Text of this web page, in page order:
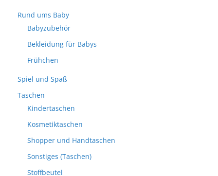
Rund ums Baby
Babyzubehör
Bekleidung für Babys
Frühchen
Spiel und Spaß
Taschen
Kindertaschen
Kosmetiktaschen
Shopper und Handtaschen
Sonstiges (Taschen)
Stoffbeutel